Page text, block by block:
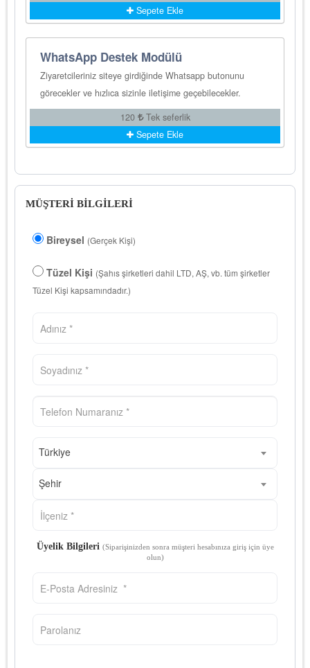
Sepete Ekle
WhatsApp Destek Modülü
Ziyaretcileriniz siteye girdiğinde Whatsapp butonunu
görecekler ve hızlıca sizinle iletişime geçebilecekler.
120
Tek seferlik
Sepete Ekle
MÜŞTERİ BİLGİLERİ
Bireysel (Gerçek Kişi)
Tüzel Kişi (Şahıs şirketleri dahil LTD, AŞ, vb. tüm şirketler
Tüzel Kişi kapsamındadır.)
Türkiye
Şehir
Üyelik Bilgileri (Siparişinizden sonra müşteri hesabınıza giriş için üye
olun)